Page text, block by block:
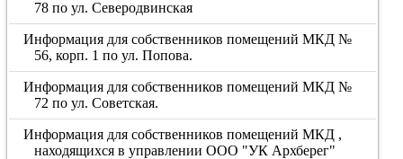
78 по ул. Северодвинская
Информация для собственников помещений МКД №
56, корп. 1 по ул. Попова.
Информация для собственников помещений МКД №
72 по ул. Советская.
Информация для собственников помещений МКД ,
находящихся в управлении ООО "УК Архберег"